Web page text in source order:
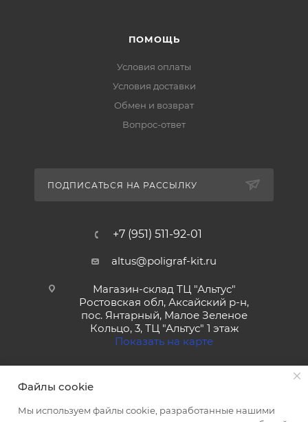
ПОМОЩЬ
Условия оплаты
Условия доставки
Обмен и возврат
Вопрос-ответ
ПОДПИСАТЬСЯ НА РАССЫЛКУ
+7 (951) 511-92-01
altus@poligraf-kit.ru
Магазин-склад ТЦ "Альтус"
Ростовская обл, Аксайский р-н,
пос. Янтарный, Малое Зеленое
Кольцо, 3, ТЦ "Альтус" 1 этаж
Показать на карте
Файлы cookie
Мы используем файлы cookie, разработанные нашими